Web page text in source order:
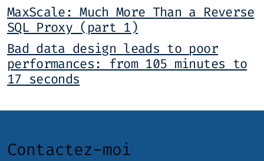
MaxScale: Much More Than a Reverse
SQL Proxy (part 1)
Bad data design leads to poor
performances: from 105 minutes to
17 seconds
Contactez-moi